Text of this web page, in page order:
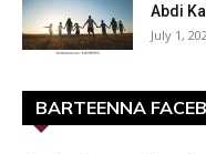
Abdi
July 1,
BARTEENNA